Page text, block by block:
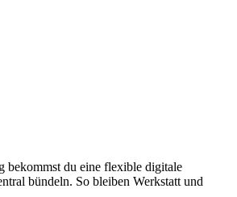
bekommst du eine flexible digitale
bündeln. So bleiben Werkstatt und